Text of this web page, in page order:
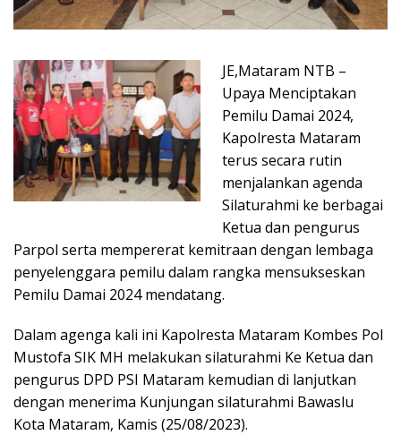
JE,Mataram NTB –
Upaya Menciptakan
Pemilu Damai 2024,
Kapolresta Mataram
terus secara rutin
menjalankan agenda
Silaturahmi ke berbagai
Ketua dan pengurus
Parpol serta mempererat kemitraan dengan lembaga
penyelenggara pemilu dalam rangka mensukseskan
Pemilu Damai 2024 mendatang.
Dalam agenga kali ini Kapolresta Mataram Kombes Pol
Mustofa SIK MH melakukan silaturahmi Ke Ketua dan
pengurus DPD PSI Mataram kemudian di lanjutkan
dengan menerima Kunjungan silaturahmi Bawaslu
Kota Mataram, Kamis (25/08/2023).